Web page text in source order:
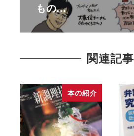
もの…
関連記事
本の紹介